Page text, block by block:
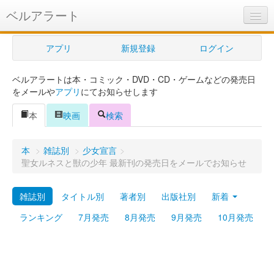
ベルアラート
ベルアラートとは
ヘルプ
新規登録
ログイン
購入管理
Myシェルフ
プレミアム
アプリ 新規登録 ログイン
ベルアラートは本・コミック・DVD・CD・ゲームなどの発売日
をメールやアプリ にてお知らせします
本
映画 検索
本 > 雑誌別 > 少女宣言 >
聖女ルネスと獣の少年 最新刊の発売日をメールでお知らせ
雑誌別 タイトル別 著者別 出版社別
新着
ランキング
7月発売 8月発売 9月発売 10月発売